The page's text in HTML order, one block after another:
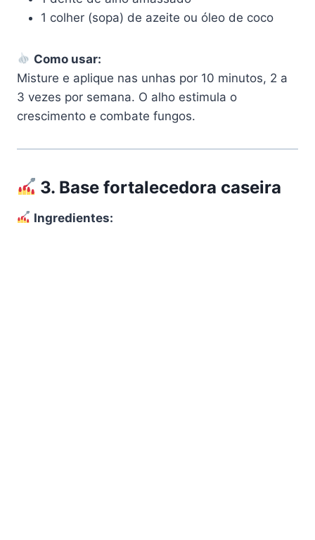
1 colher (sopa) de azeite ou óleo de coco
Como usar:
Misture e aplique nas unhas por 10 minutos, 2 a
3 vezes por semana. O alho estimula o
crescimento e combate fungos.
3. Base fortalecedora caseira
Ingredientes: